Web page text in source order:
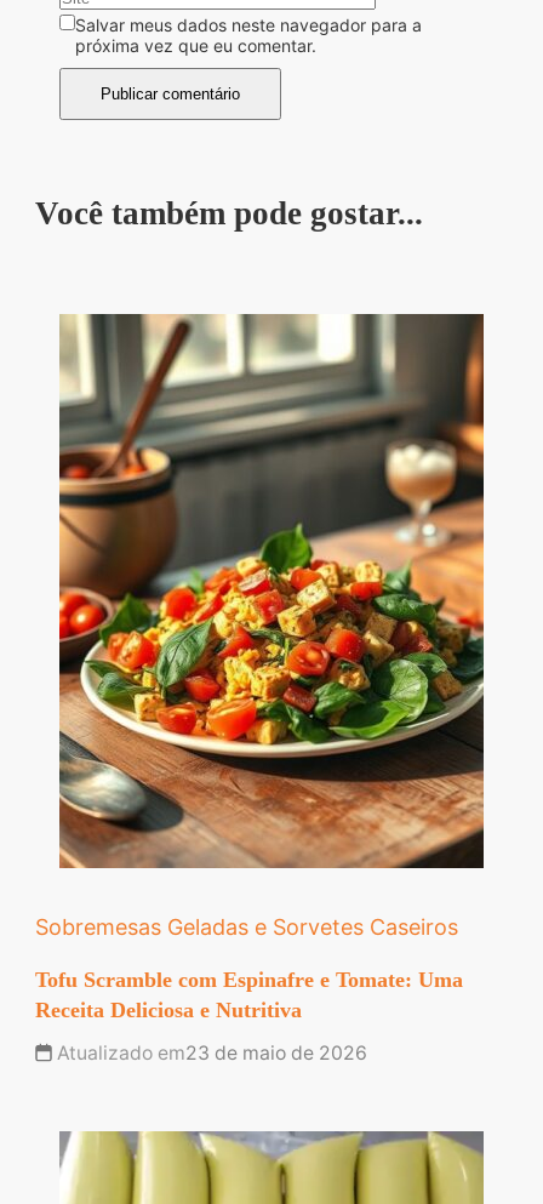
Salvar meus dados neste navegador para a
próxima vez que eu comentar.
Você também pode gostar...
Sobremesas Geladas e Sorvetes Caseiros
Tofu Scramble com Espinafre e Tomate: Uma
Receita Deliciosa e Nutritiva
Atualizado em23 de maio de 2026